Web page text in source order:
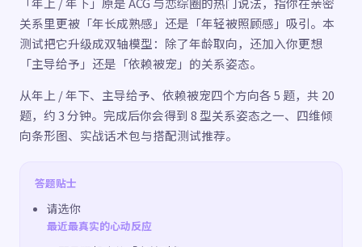
关系里更被「年长成熟感」还是「年轻被照顾感」吸引。本
测试把它升级成双轴模型：除了年龄取向，还加入你更想
「主导给予」还是「依赖被宠」的关系姿态。
从年上 / 年下、主导给予、依赖被宠四个方向各 5 题，共 20
题，约 3 分钟。完成后你会得到 8 型关系姿态之一、四维倾
向条形图、实战话术包与搭配测试推荐。
答题贴士
请选你
最近最真实的心动反应